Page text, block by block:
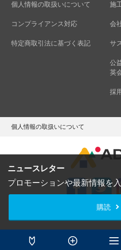
ニュースレター
プロモーションや最新情報を
購読
個人情報の取扱いについて
コンプライアンス対応
特定商取引法に基づく表記
施
会
サ
公
英
採
個人情報の取扱いについて